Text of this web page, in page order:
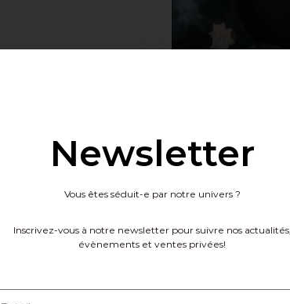
Newsletter
Vous êtes séduit-e par notre univers ?
Inscrivez-vous à notre newsletter pour suivre nos actualités,
évènements et ventes privées!